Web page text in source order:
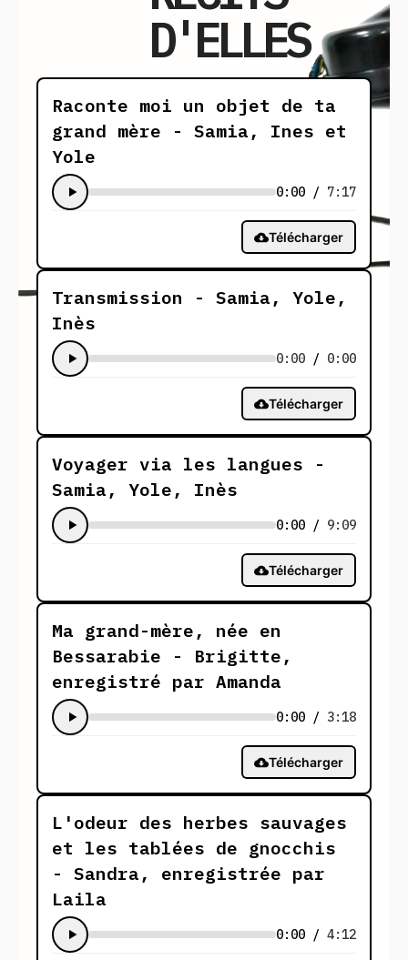
D'ELLES
Raconte moi un objet de ta
grand mère - Samia, Ines et
Yole
0:00 / 7:17
Télécharger
Transmission - Samia, Yole,
Inès
0:00 / 0:00
Télécharger
Voyager via les langues -
Samia, Yole, Inès
0:00 / 9:09
Télécharger
Ma grand-mère, née en
Bessarabie - Brigitte,
enregistré par Amanda
0:00 / 3:18
Télécharger
L'odeur des herbes sauvages
et les tablées de gnocchis
- Sandra, enregistrée par
Laila
0:00 / 4:12